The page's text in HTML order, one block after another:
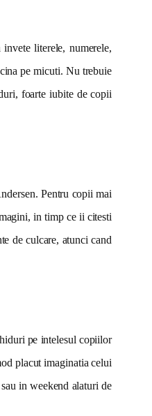
literele, numerele,
pe micuti. Nu trebuie
foarte iubite de copii
Pentru copii mai
in timp ce ii citesti
de culcare, atunci cand
pe intelesul copiilor
placut imaginatia celui
in weekend alaturi de